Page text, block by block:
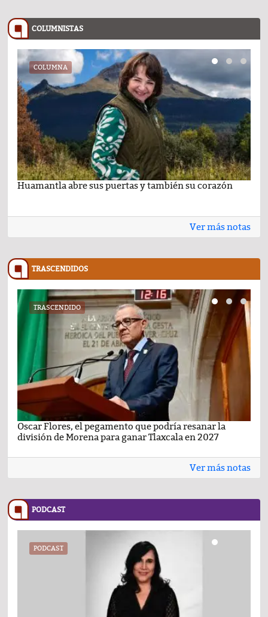
COLUMNISTAS
COLUMNA
Huamantla abre sus puertas y también su corazón
Ver más notas
TRASCENDIDOS
TRASCENDIDO
Oscar Flores, el pegamento que podría resanar la
división de Morena para ganar Tlaxcala en 2027
Ver más notas
PODCAST
PODCAST